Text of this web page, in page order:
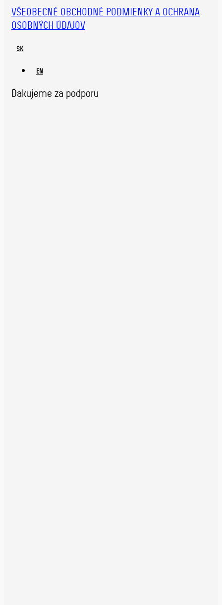
VŠEOBECNÉ OBCHODNÉ PODMIENKY A OCHRANA
OSOBNÝCH ÚDAJOV
SK
EN
Ďakujeme za podporu